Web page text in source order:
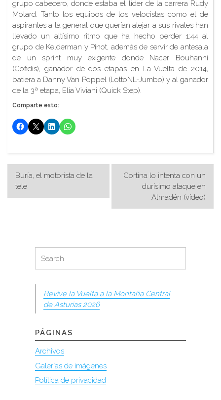
grupo cabecero, donde estaba el líder de la carrera Rudy
Molard. Tanto los equipos de los velocistas como el de
aspirantes a la general que querían alejar a sus rivales han
llevado un altísimo ritmo que ha hecho perder 1:44 al
grupo de Kelderman y Pinot, además de servir de antesala
de un sprint muy exigente donde Nacer Bouhanni
(Cofidis), ganador de dos etapas en La Vuelta de 2014,
batiera a Danny Van Poppel (LottoNL-Jumbo) y al ganador
de la 3ª etapa, Elia Viviani (Quick Step).
Comparte esto:
Navegación
de
Buría, el motorista de la
tele
Cortina lo intenta con un
durísimo ataque en
Almadén (vídeo)
for:
Search
Revive la Vuelta a la Montaña Central
de Asturias 2026
PÁGINAS
Archivos
Galerías de imágenes
Política de privacidad